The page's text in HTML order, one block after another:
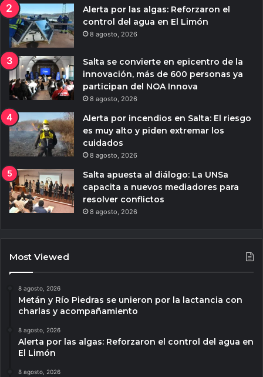
Alerta por las algas: Reforzaron el
control del agua en El Limón
8 agosto, 2026
Salta se convierte en epicentro de la
innovación, más de 600 personas ya
participan del NOA Innova
8 agosto, 2026
Alerta por incendios en Salta: El riesgo
es muy alto y piden extremar los
cuidados
8 agosto, 2026
Salta apuesta al diálogo: La UNSa
capacita a nuevos mediadores para
resolver conflictos
8 agosto, 2026
Most Viewed
8 agosto, 2026
Metán y Río Piedras se unieron por la lactancia con
charlas y acompañamiento
8 agosto, 2026
Alerta por las algas: Reforzaron el control del agua en
El Limón
8 agosto, 2026